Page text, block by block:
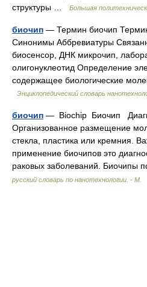
структуры …
Большая
биочип — Термин биочип
Синонимы Аббревиатуры
биосенсор, ДНК микрочип,
олигонуклеотид Определение
содержащее биологические
Энциклопедический словарь
биочип — Biochip Биочип
Организованное размещение
стекла, пластика или кремния.
применение биочипов это
раковых заболеваний.
русский словарь по нанотехнологии. - М.